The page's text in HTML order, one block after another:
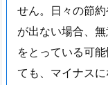
せん。日々の節
が出ない場合、
をとっている可
ても、マイナス